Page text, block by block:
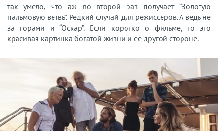
так умело, что аж во второй раз получает “Золотую
пальмовую ветвь”. Редкий случай для режиссеров. А ведь не
за горами и “Оскар”. Если коротко о фильме, то это
красивая картинка богатой жизни и ее другой стороне.